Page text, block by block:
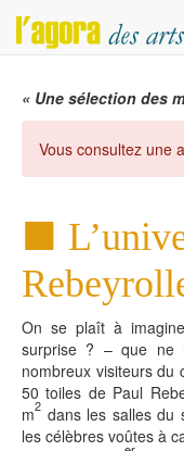
« Une sélection des
Vous consultez une
On se plaît à
surprise ? – que ne
nombreux visiteurs du
50 toiles de Paul
m2 dans les salles du
les célèbres voûtes à